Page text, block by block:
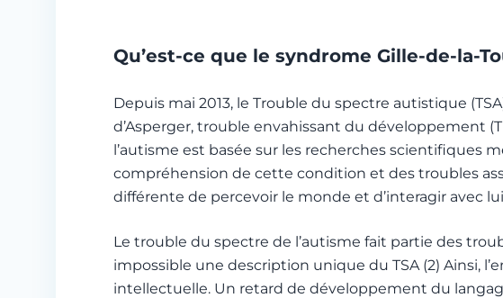
Qu’est-ce que le syndrome Gille-de-la-
Depuis mai 2013, le Trouble du spectre autistique
d’Asperger, trouble envahissant du développement
l’autisme est basée sur les recherches scientifiques
compréhension de cette condition et des troubles
différente de percevoir le monde et d’interagir avec lui
Le trouble du spectre de l’autisme fait partie des
impossible une description unique du TSA (2) Ainsi,
intellectuelle. Un retard de développement du